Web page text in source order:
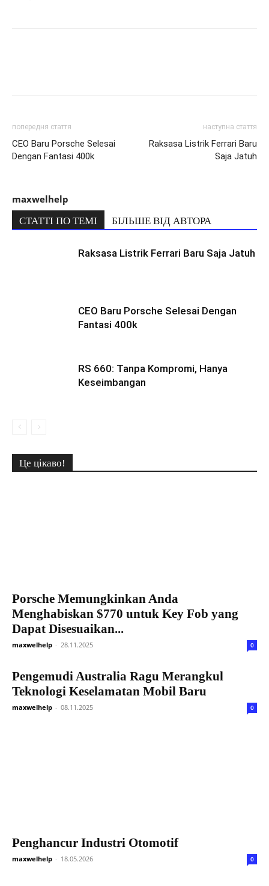
попередня стаття
CEO Baru Porsche Selesai
Dengan Fantasi 400k
наступна стаття
Raksasa Listrik Ferrari Baru
Saja Jatuh
maxwelhelp
СТАТТІ ПО ТЕМІ БІЛЬШЕ ВІД АВТОРА
Raksasa Listrik Ferrari Baru Saja Jatuh
CEO Baru Porsche Selesai Dengan
Fantasi 400k
RS 660: Tanpa Kompromi, Hanya
Keseimbangan
Це цікаво!
Porsche Memungkinkan Anda
Menghabiskan $770 untuk Key Fob yang
Dapat Disesuaikan...
maxwelhelp - 28.11.2025 0
Pengemudi Australia Ragu Merangkul
Teknologi Keselamatan Mobil Baru
maxwelhelp - 08.11.2025 0
Penghancur Industri Otomotif
maxwelhelp - 18.05.2026 0